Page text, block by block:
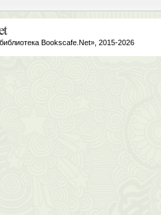
Bookscafe.Net», 2015-2026